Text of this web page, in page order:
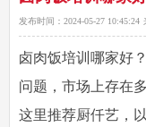
发布时间： 2024-05-27 10:45:24
卤肉饭培训哪家好 ？
问题，市场上存在
这里推荐厨仟艺，